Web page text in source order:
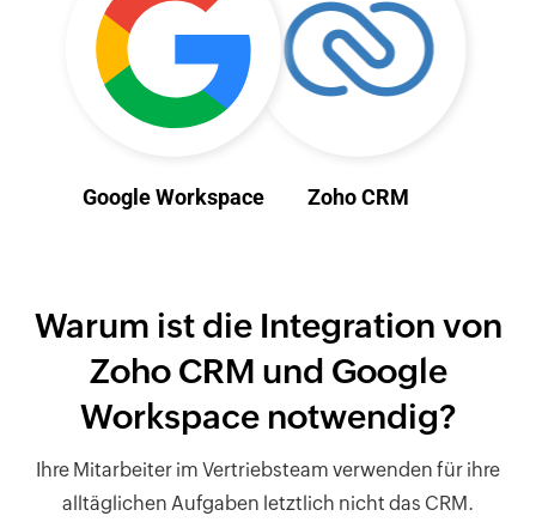
Warum ist die Integration von
Zoho CRM und Google
Workspace notwendig?
Ihre Mitarbeiter im Vertriebsteam verwenden für ihre
alltäglichen Aufgaben letztlich nicht das CRM.